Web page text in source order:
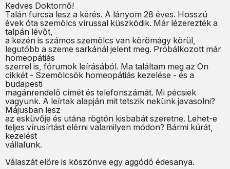
Kedves Doktornő!
Talán furcsa lesz a kérés. A lányom 28 éves. Hosszú
évek óta szemölcs vírussal küszködik. Már lézerezték a
talpán lévőt,
a kezén is számos szemölcs van körömágy körül,
legutóbb a szeme sarkánál jelent meg. Próbálkozott már
homeopátiás
szerrel is, fórumok leírásából. Ma találtam meg az Ön
cikkét - Szemölcsök homeopátiás kezelése - és a
budapesti
magánrendelő címét és telefonszámát. Mi pécsiek
vagyunk. A leírtak alapján mit tetszik nekünk javasolni?
Májusban lesz
az esküvője és utána rögtön kisbabát szeretne. Lehet-e
teljes vírusírtást elérni valamilyen módon? Bármi kúrát,
kezelést
vállalunk.
Válaszát előre is köszönve egy aggódó édesanya.